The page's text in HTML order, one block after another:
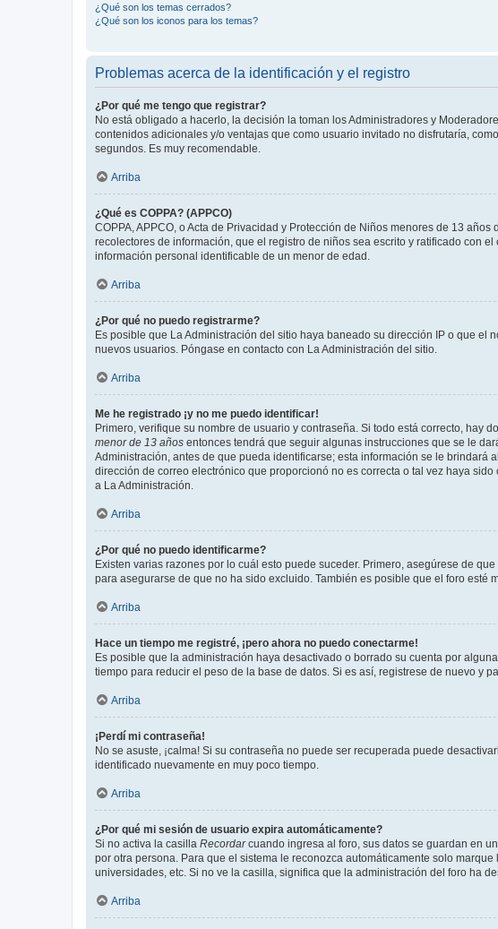
¿Qué son los temas cerrados?
¿Qué son los iconos para los temas?
Problemas acerca de la identificación y el registro
¿Por qué me tengo que registrar?
No está obligado a hacerlo, la decisión la toman los Administradores y
contenidos adicionales y/o ventajas que como usuario invitado no disfrutaría,
segundos. Es muy recomendable.
Arriba
¿Qué es COPPA? (APPCO)
COPPA, APPCO, o Acta de Privacidad y Protección de Niños menores de 13
recolectores de información, que el registro de niños sea escrito y ratificado con
información personal identificable de un menor de edad.
Arriba
¿Por qué no puedo registrarme?
Es posible que La Administración del sitio haya baneado su dirección IP o que
nuevos usuarios. Póngase en contacto con La Administración del sitio.
Arriba
Me he registrado ¡y no me puedo identificar!
Primero, verifique su nombre de usuario y contraseña. Si todo está correcto, hay
menor de 13 años entonces tendrá que seguir algunas instrucciones que se le
Administración, antes de que pueda identificarse; esta información se le
dirección de correo electrónico que proporcionó no es correcta o tal vez haya
a La Administración.
Arriba
¿Por qué no puedo identificarme?
Existen varias razones por lo cuál esto puede suceder. Primero, asegúrese de
para asegurarse de que no ha sido excluido. También es posible que el foro
Arriba
Hace un tiempo me registré, ¡pero ahora no puedo conectarme!
Es posible que la administración haya desactivado o borrado su cuenta por
tiempo para reducir el peso de la base de datos. Si es así, registrese de nuevo y
Arriba
¡Perdí mi contraseña!
No se asuste, ¡calma! Si su contraseña no puede ser recuperada puede
identificado nuevamente en muy poco tiempo.
Arriba
¿Por qué mi sesión de usuario expira automáticamente?
Si no activa la casilla Recordarcuando ingresa al foro, sus datos se guardan en
por otra persona. Para que el sistema le reconozca automáticamente solo
universidades, etc. Si no ve la casilla, significa que la administración del foro ha
Arriba